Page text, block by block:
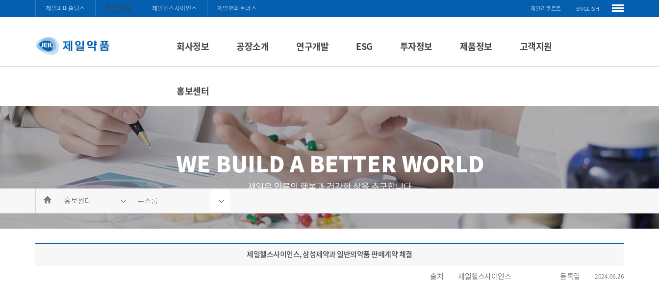
제일파마홀딩스 제일약품 제일헬스사이언스 제일앤파트너스 제일리쿠르트 ENGLISH
회사정보 공장소개 연구개발 ESG 투자정보 제품정보 고객지원
홍보센터
홍보센터 뉴스룸
제일헬스사이언스, 삼성제약과 일반의약품 판매계약 체결
출처 제일헬스사이언스 등록일 2024.06.26